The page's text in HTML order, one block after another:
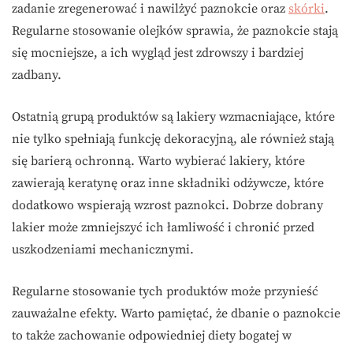
zadanie zregenerować i nawilżyć paznokcie oraz skórki.
Regularne stosowanie olejków sprawia, że paznokcie stają
się mocniejsze, a ich wygląd jest zdrowszy i bardziej
zadbany.
Ostatnią grupą produktów są lakiery wzmacniające, które
nie tylko spełniają funkcję dekoracyjną, ale również stają
się barierą ochronną. Warto wybierać lakiery, które
zawierają keratynę oraz inne składniki odżywcze, które
dodatkowo wspierają wzrost paznokci. Dobrze dobrany
lakier może zmniejszyć ich łamliwość i chronić przed
uszkodzeniami mechanicznymi.
Regularne stosowanie tych produktów może przynieść
zauważalne efekty. Warto pamiętać, że dbanie o paznokcie
to także zachowanie odpowiedniej diety bogatej w